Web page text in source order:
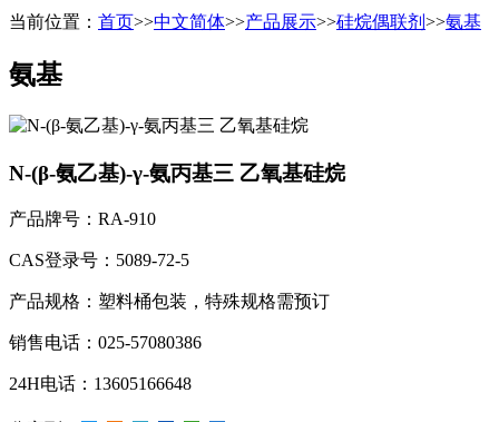
当前位置： 首页>>中文简体>>产品展示>>硅烷偶联剂 >>氨基
氨基
N-(β-氨乙基)-γ-氨丙基三 乙氧基硅烷
产品牌号：RA-910
CAS登录号：5089-72-5
产品规格：塑料桶包装，特殊规格需预订
销售电话：025-57080386
24H电话：13605166648